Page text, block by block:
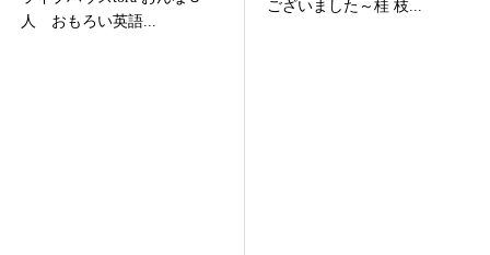
人 おもろい英語...
ございました～桂 枝...